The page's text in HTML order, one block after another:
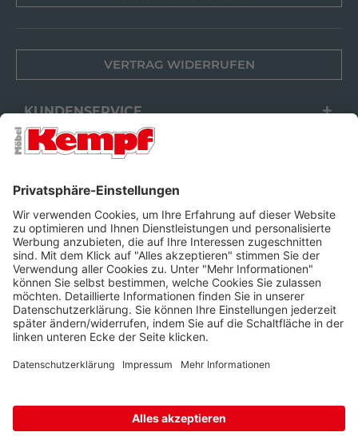
VERTRAG WIDERRUFEN
KUNDENSERVICE
FILIALEN
FOLGEN SIE UNS
Barrierefreiheit Cookie-Einstellungen Widerrufsrecht
Nachnahmegebühren, wenn nicht anders beschrieben.
* Wir nutzen Trusted Shops als unabhängigen Dienstleister für die